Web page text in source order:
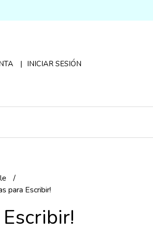
INICIAR SESIÓN
para Escribir!